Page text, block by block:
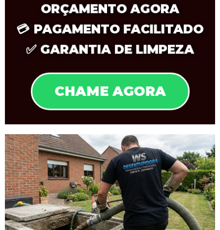
ORÇAMENTO AGORA
💳 PAGAMENTO FACILITADO
✅ GARANTIA DE LIMPEZA
CHAME AGORA